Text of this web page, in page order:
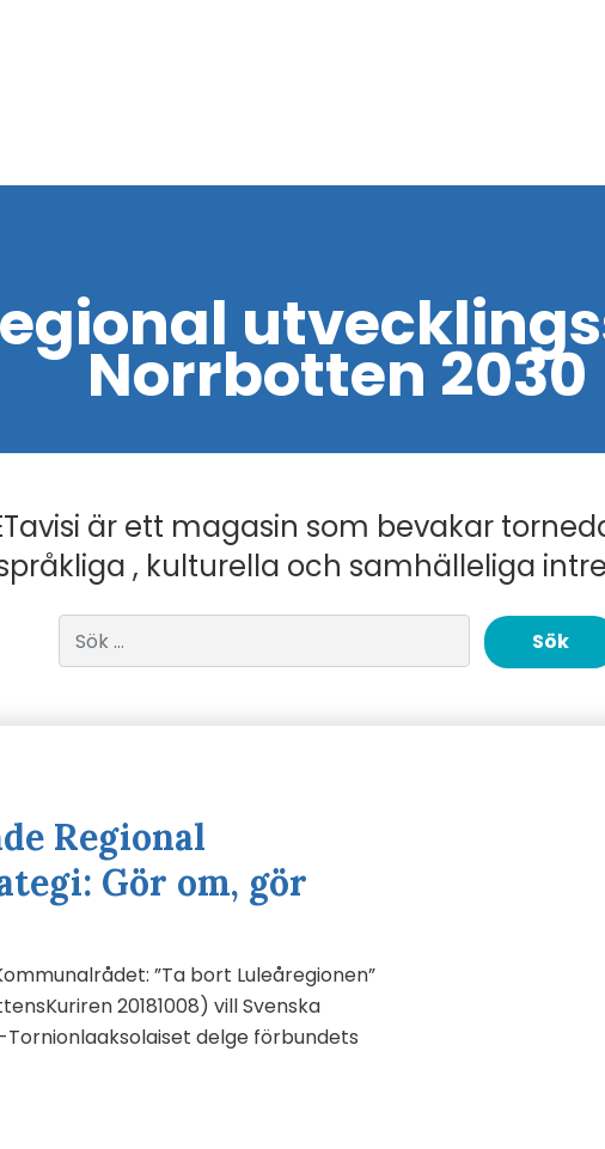
Norrbotten 2030
är ett magasin som bevakar
, kulturella och samhälleliga
Regional
Gör om, gör
”Ta bort Luleåregionen”
20181008) vill Svenska
delge förbundets